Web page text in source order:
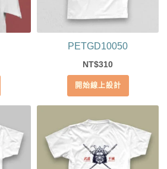
PETGD10050
NT$310
開始線上設計